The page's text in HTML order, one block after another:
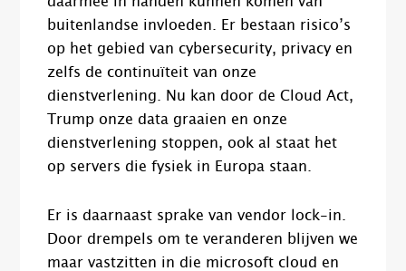
buitenlandse invloeden. Er bestaan risico’s
op het gebied van cybersecurity, privacy en
zelfs de continuïteit van onze
dienstverlening. Nu kan door de Cloud Act,
Trump onze data graaien en onze
dienstverlening stoppen, ook al staat het
op servers die fysiek in Europa staan.
Er is daarnaast sprake van vendor lock-in.
Door drempels om te veranderen blijven we
maar vastzitten in die microsoft cloud en